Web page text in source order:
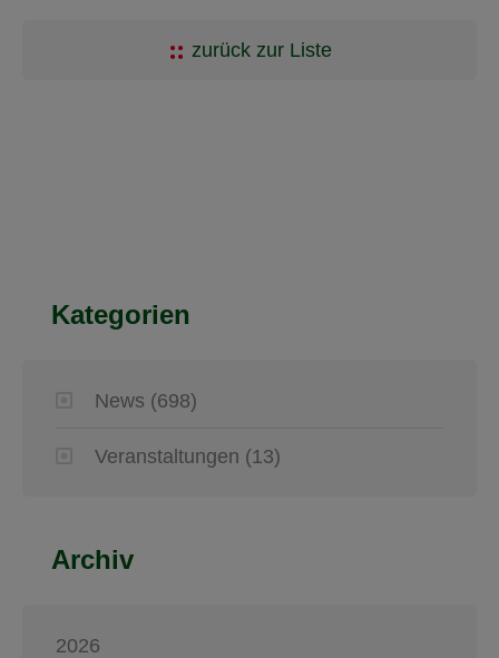
zurück zur Liste
Kategorien
News (698)
Veranstaltungen (13)
Archiv
2026